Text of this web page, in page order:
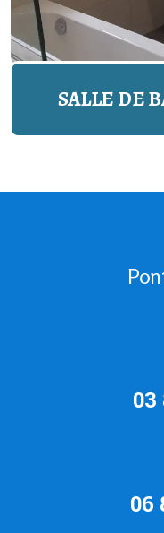
SALLE DE
03
06